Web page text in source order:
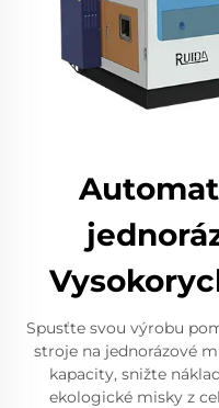
Spusťte svou výrobu
stroje na jednorázové
kapacity, snižte
ekologické misky z